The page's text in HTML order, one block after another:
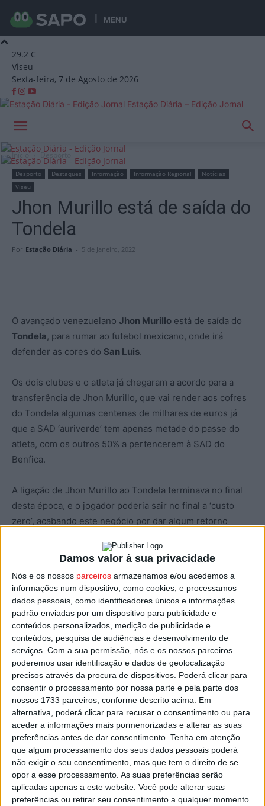
Damos valor à sua privacidade
Nós e os nossos parceiros armazenamos e/ou acedemos a
informações num dispositivo, como cookies, e processamos
dados pessoais, como identificadores únicos e informações
padrão enviadas por um dispositivo para publicidade e
conteúdos personalizados, medição de publicidade e
conteúdos, pesquisa de audiências e desenvolvimento de
serviços. Com a sua permissão, nós e os nossos parceiros
poderemos usar identificação e dados de geolocalização
precisos através da procura de dispositivos. Poderá clicar para
consentir o processamento por nossa parte e pela parte dos
nossos 1733 parceiros, conforme descrito acima. Em
alternativa, poderá clicar para recusar o consentimento ou para
aceder a informações mais pormenorizadas e alterar as suas
preferências antes de dar consentimento. Tenha em atenção
que algum processamento dos seus dados pessoais poderá
não exigir o seu consentimento, mas que tem o direito de se
opor a esse processamento. As suas preferências serão
aplicadas apenas a este website. Você pode alterar suas
preferências ou retirar seu consentimento a qualquer momento
MENU
29.2 C
Viseu
Sexta-feira, 7 de Agosto de 2026
Estação Diária – Edição Jornal
Início Desporto
Desporto Destaques Informação Informação Regional
Notícias
Viseu
Jhon Murillo está de saída do
Tondela
Por Estação Diária - 5 de Janeiro, 2022
O avançado venezuelano Jhon Murillo está de saída do
Tondela, para rumar ao futebol mexicano, onde irá
defender as cores do San Luis.
Os dois clubes e o atleta já chegaram a acordo para a
transferência de Jhon Murillo, que vai render aos cofres
do Tondela algumas centenas de milhares de euros já
que a SAD ‘auriverde’ tem apenas metade do passe do
atleta, com os outros 50% a pertencerem à SAD do
Benfica.
A ligação de Jhon Murillo ao Tondela terminava no final
desta época, e o jogador poderia sair no final a ‘custo
zero’, acabando este negócio por dar algum retorno
rume ao México já neste mercado de janeiro, onde tem à
espera um contrato de três anos com o San Luís.
Jhon Murillo, 26 anos, despede-se de Tondela após 172
jogos como a camisola dos ‘auriverdes’, o terceiro
jogador na história do clube com mais jogos oficiais,
apenas batido por Cláudio Ramos e pelo argentino Piojo.
Oficialmente o negócio ainda não foi fechado, mas Pako
Ayestarán, treinador do Tondela, já deu Jhon Murillo
como ‘perdido’ na conferência de imprensa após o jogo
com o Moreirense, adiantando que a saída do
internacional venezuelano vai obrigar o Tondela a
procurar uma alternativa neste mercado de
transferências em janeiro.
Esta e outras notícias para ouvir na Estação Diária – 96.8